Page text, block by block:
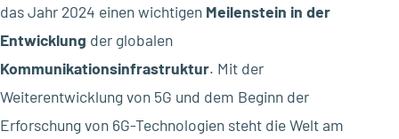
das Jahr 2024 einen wichtigen Meilenstein in der
Entwicklung der globalen
Kommunikationsinfrastruktur. Mit der
Weiterentwicklung von 5G und dem Beginn der
Erforschung von 6G-Technologien steht die Welt am